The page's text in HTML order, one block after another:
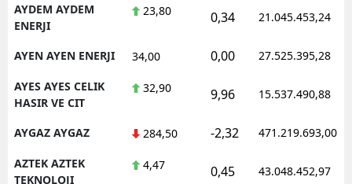
AYDEM AYDEM
ENERJI
23,80 0,34 21.045.453,24
AYEN AYEN ENERJI 34,00 0,00 27.525.395,28
AYES AYES CELIK
HASIR VE CIT
32,90 9,96 15.537.490,88
AYGAZ AYGAZ 284,50 -2,32 471.219.693,00
AZTEK AZTEK
TEKNOLOJI
4,47 0,45 43.048.452,97